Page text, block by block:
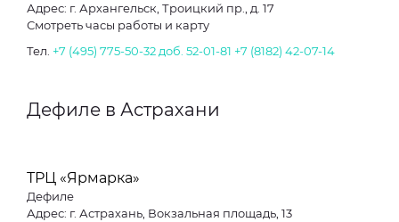
Адрес: г. Архангельск, Троицкий пр., д. 17
Смотреть часы работы и карту
Тел. +7 (495) 775-50-32 доб. 52-01-81 +7 (8182) 42-07-14
Дефиле в Астрахани
ТРЦ «Ярмарка»
Дефиле
Адрес: г. Астрахань, Вокзальная площадь, 13